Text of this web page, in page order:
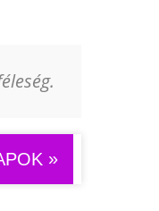
»